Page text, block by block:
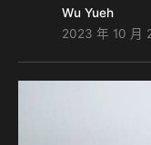
上就是裝上了許多
直接利用更換電池
款則是個未知數。
動車款最常使用的
Wu Yueh
2023 年 10 月